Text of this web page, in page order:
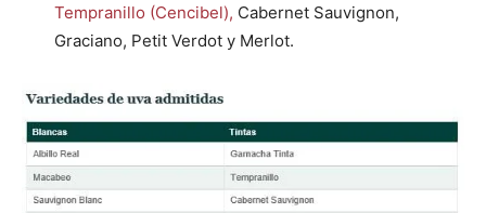
Tempranillo (Cencibel), Cabernet Sauvignon,
Graciano, Petit Verdot y Merlot.